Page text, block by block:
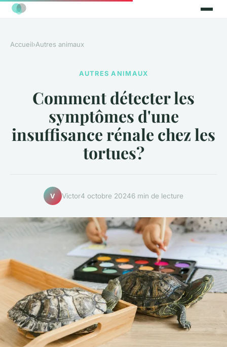
Accueil›Autres animaux
AUTRES ANIMAUX
Comment détecter les
symptômes d'une
insuffisance rénale chez les
tortues?
V Victor4 octobre 20246 min de lecture